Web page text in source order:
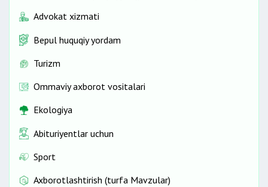
Advokat xizmati
Bepul huquqiy yordam
Turizm
Ommaviy axborot vositalari
Ekologiya
Abituriyentlar uchun
Sport
Axborotlashtirish (turfa Mavzular)